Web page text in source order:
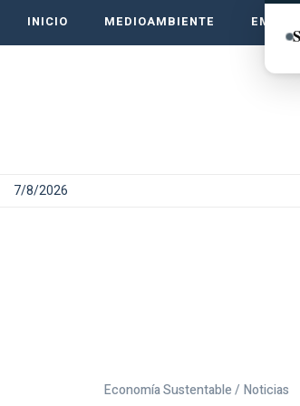
INICIO MEDIOAMBIENTE
7/8/2026
Economía Sustentable / Noticias